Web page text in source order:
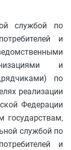
службой по
и
и
по
реализации
Федерации
государствам,
службой по
и